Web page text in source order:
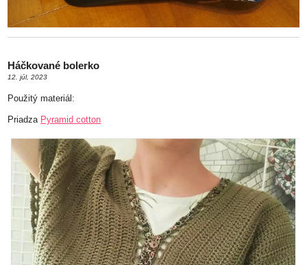
Háčkované bolerko
12. júl, 2023
Použitý materiál:
Priadza Pyramid cotton